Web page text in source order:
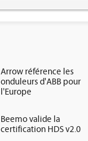
Arrow référence les
onduleurs d'ABB pour
l'Europe
Beemo valide la
certification HDS v2.0